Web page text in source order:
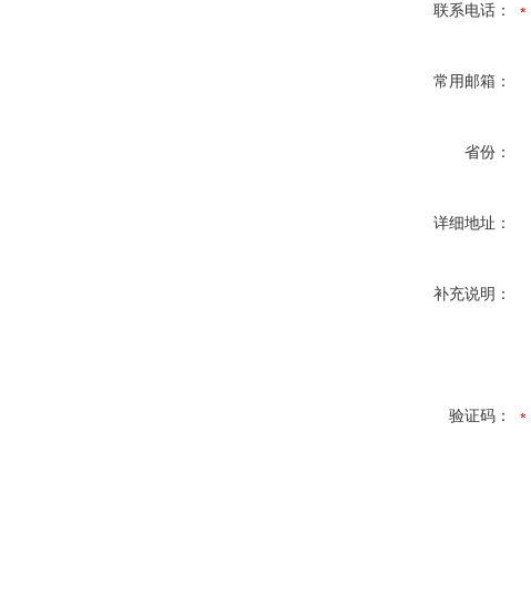
联系电话：
常用邮箱：
省份：
详细地址：
补充说明：
验证码：